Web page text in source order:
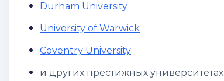
Durham University
University of Warwick
Coventry University
и других престижных университетах